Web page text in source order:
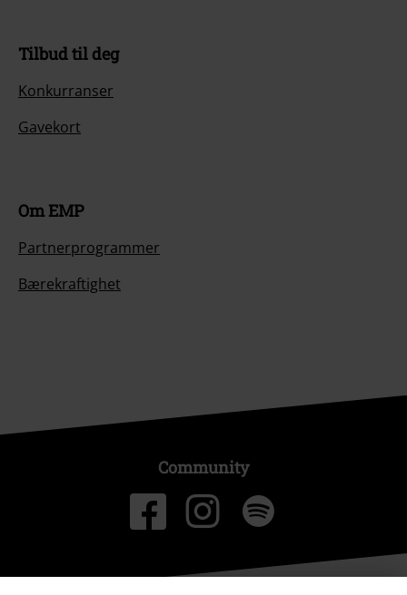
Tilbud til deg
Konkurranser
Gavekort
Om EMP
Partnerprogrammer
Bærekraftighet
Community